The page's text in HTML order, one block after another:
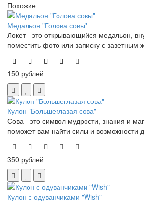
Похожие
Медальон "Голова совы"
Локет - это открывающийся медальон,
поместить фото или записку с заветным
150 рублей
Кулон "Большеглазая сова"
Сова - это символ мудрости, знания и
поможет вам найти силы и возможности
350 рублей
Кулон с одуванчиками "Wish"